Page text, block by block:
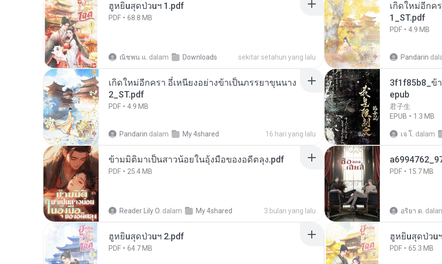
ฮูหยิuสุดป่วuฯ 1.pdf
PDF 68.8 MB
ณิชพน แ. dalam Downloads sekitar setahun yang lalu
เกิดใหม่อีกค
1_ST.pdf
PDF 4.9 MB
Pandarin
เกิดใหม่อีกครา อี๋เหนียงอย่างข้าเป็นภรรยาขุนนาง
2_ST.pdf
PDF 4.9 MB
Pandarin dalam My 4shared 16 hari yang lalu
3f1f85b8_ข้
epub
君子生
EPUB
1.3 MB
เจ โ. dalam
ข้ามมิติมาเป็นสาวน้อยในอุ้งมือของอดีตลุง.pdf
PDF 25.4 MB
Reader Lily O. dalam My 4shared 3 bulan yang lalu
PDF 15.7 MB
อริยา ด.
ฮูหยิuสุดป่วuฯ 2.pdf
PDF 64.7 MB
ฮูหยิuสุดป่วu
PDF 65.3 MB